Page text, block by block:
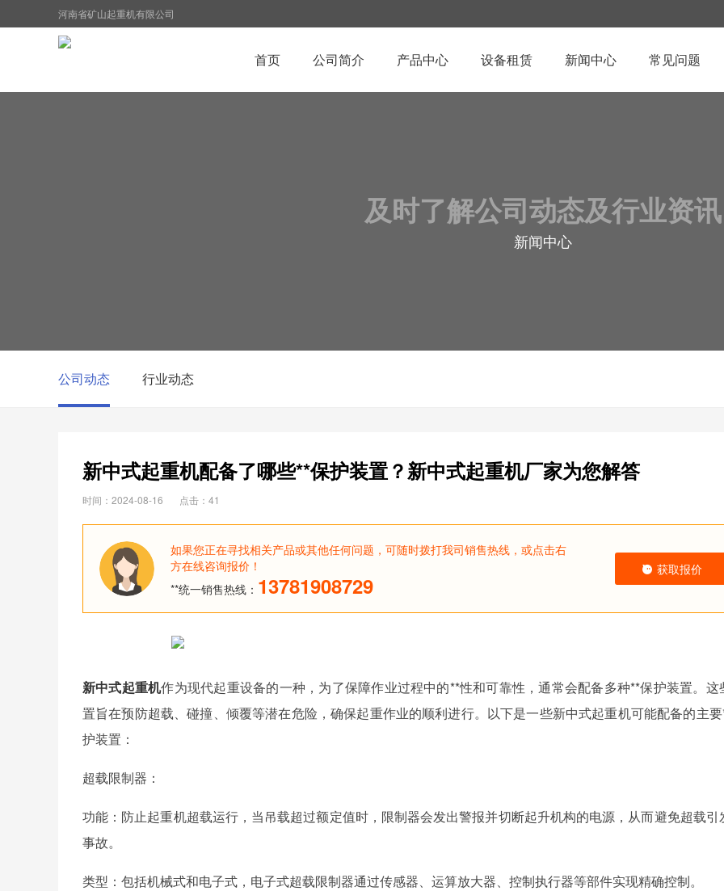
河南省矿山起重机有限公司
首页 公司简介 产品中心 设备租赁 新闻中心 常见问题
及时了解公司动态及行业资讯
新闻中心
公司动态 行业动态
新中式起重机配备了哪些**保护装置？新中式起重机厂家为您解答
时间：2024-08-16 点击：41
如果您正在寻找相关产品或其他任何问题，可随时拨打我司销售热线，或点击右
方在线咨询报价！
**统一销售热线： 13781908729
获取报价
新中式起重机作为现代起重设备的一种，为了保障作业过程中的**性和可靠性，通常会配备多种**保护装置。这
置旨在预防超载、碰撞、倾覆等潜在危险，确保起重作业的顺利进行。以下是一些新中式起重机可能配备的主
护装置：
超载限制器：
功能：防止起重机超载运行，当吊载超过额定值时，限制器会发出警报并切断起升机构的电源，从而避免超载引
事故。
类型：包括机械式和电子式，电子式超载限制器通过传感器、运算放大器、控制执行器等部件实现精确控制。